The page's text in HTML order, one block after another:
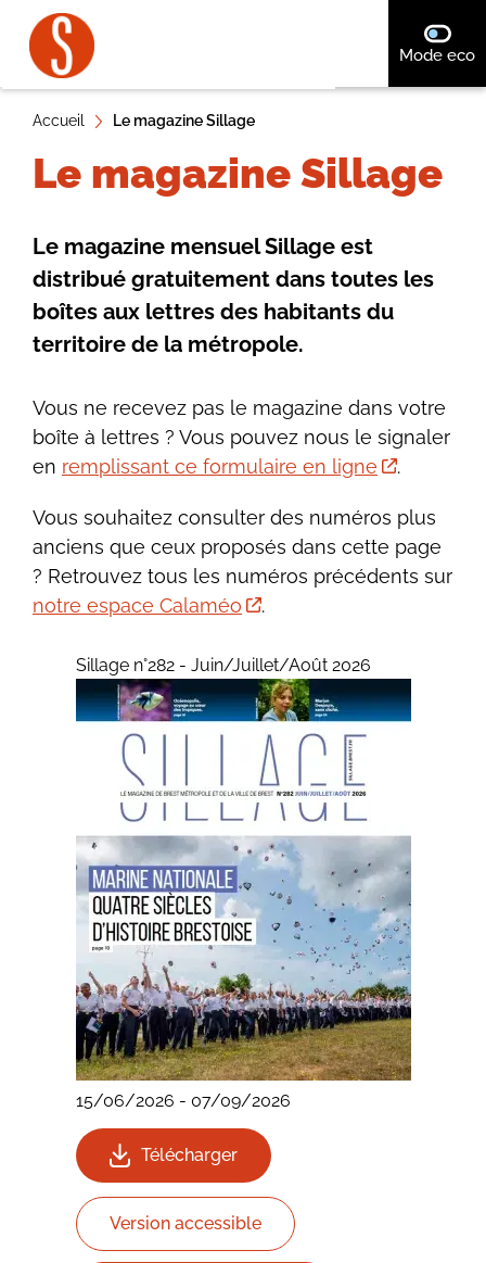
e
r
u
t
e
n
Mode eco
Accueil Le magazine Sillage
Le magazine Sillage
Le magazine mensuel Sillage est
distribué gratuitement dans toutes les
boîtes aux lettres des habitants du
territoire de la métropole.
Vous ne recevez pas le magazine dans votre
boîte à lettres ? Vous pouvez nous le signaler
en remplissant ce formulaire en ligne .
Vous souhaitez consulter des numéros plus
anciens que ceux proposés dans cette page
? Retrouvez tous les numéros précédents sur
notre espace Calaméo
.
Sillage n°282 - Juin/Juillet/Août 2026
15/06/2026 - 07/09/2026
Télécharger
Version accessible